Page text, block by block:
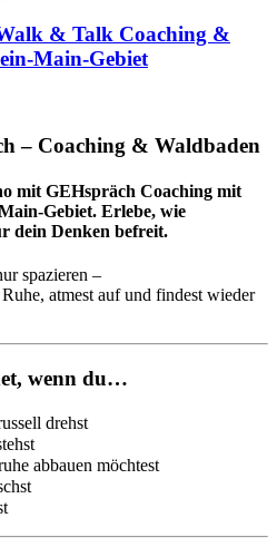
& Talk Coaching &
Main-Gebiet
– Coaching & Waldbaden
mit GEHspräch Coaching mit
Gebiet. Erlebe, wie
dein Denken befreit.
spazieren –
atmest auf und findest wieder
wenn du…
drehst
abbauen möchtest